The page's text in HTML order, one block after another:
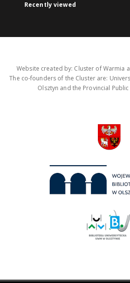
Recently viewed
Website created by: Cluster of Warmia
The co-founders of the Cluster are:
Olsztyn and the Provincial